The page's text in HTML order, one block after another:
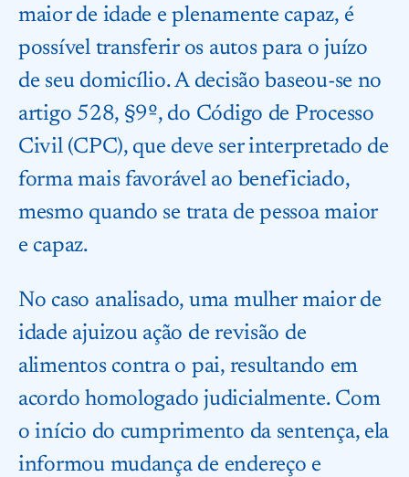
maior de idade e plenamente capaz, é
possível transferir os autos para o juízo
de seu domicílio. A decisão baseou-se no
artigo 528, §9º, do Código de Processo
Civil (CPC), que deve ser interpretado de
forma mais favorável ao beneficiado,
mesmo quando se trata de pessoa maior
e capaz.
No caso analisado, uma mulher maior de
idade ajuizou ação de revisão de
alimentos contra o pai, resultando em
acordo homologado judicialmente. Com
o início do cumprimento da sentença, ela
informou mudança de endereço e